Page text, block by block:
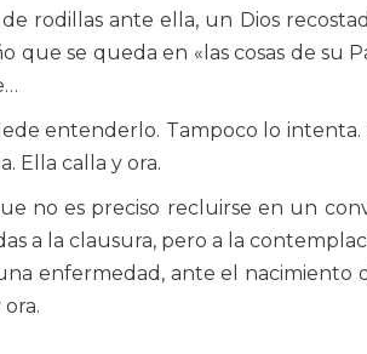
rodillas ante ella, un Dios
que se queda en «las cosas de su
entenderlo. Tampoco lo
Ella calla y ora.
no es preciso recluirse en un
a la clausura, pero a la
enfermedad, ante el